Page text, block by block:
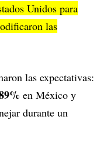
Unidos para
las
las expectativas:
en México y
durante un